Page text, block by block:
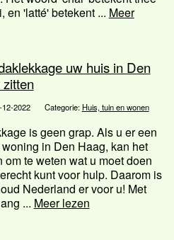
en 'latté' betekent ... Meer
uw huis in Den
2022 Categorie: Huis, tuin en wonen
is geen grap. Als u er een
in Den Haag, kan het
om te weten wat u moet doen
kunt voor hulp. Daarom is
Nederland er voor u! Met
... Meer lezen